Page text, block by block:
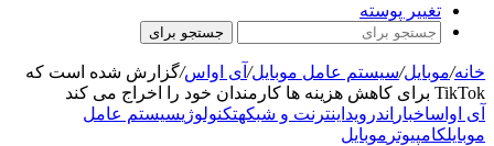
تغییر پوسته
جستجو برای
خانه/موبایل/سیستم عامل موبایل/ آی اواس/گزارش شده است که
TikTok برای کاهش هزینه ها کارمندان خود را اخراج می کند
آی اواساخبار اندروید اینترنت و شبکهتکنولوژیسیستم عامل
موبایلکامپیوتر موبایل